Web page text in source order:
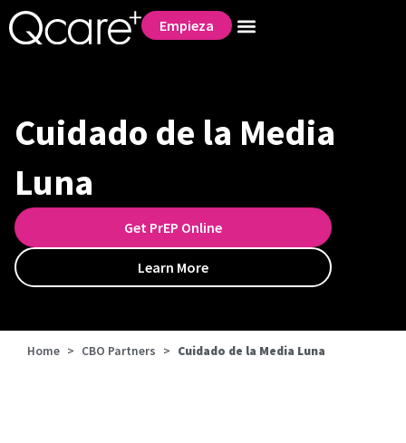
Empieza
Cuidado de la Media
Luna
Get PrEP Online
Learn More
Home > CBO Partners > Cuidado de la Media Luna